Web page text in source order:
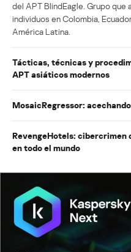
del APT BlindEagle. Grupo que
individuos en Colombia,
América Latina.
Tácticas, técnicas y
APT asiáticos modernos
MosaicRegressor:
RevengeHotels: cibercrimen
en todo el mundo